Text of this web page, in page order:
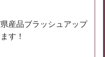
産品ブラッシュアップ
す！